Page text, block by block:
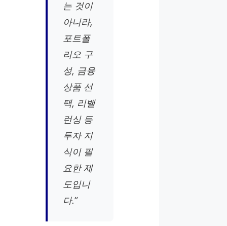
는 것이
아니라,
포트폴
리오 구
성, 금융
상품 선
택, 리밸
런싱 등
투자 지
식이 필
요한 제
도입니
다.”